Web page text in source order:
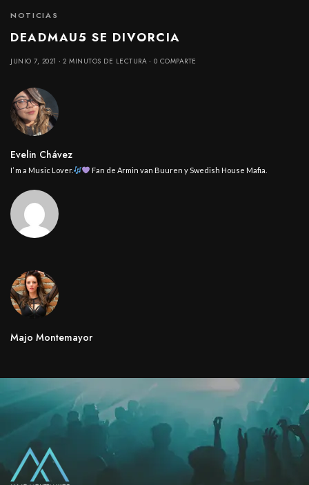
NOTICIAS
DEADMAU5 SE DIVORCIA
JUNIO 7, 2021 2 MINUTOS DE LECTURA 0 COMPARTE
Evelin Chávez
I’ m a Music Lover. Fan de Armin van Buuren y Swedish House Mafia.
Majo Montemayor